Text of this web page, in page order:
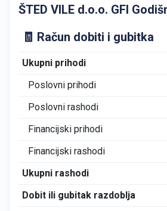
ŠTED VILE d.o.o. GFI
🧾 Račun dobiti i gubitka
Ukupni prihodi
Poslovni prihodi
Poslovni rashodi
Financijski prihodi
Financijski rashodi
Ukupni rashodi
Dobit ili gubitak razdoblja